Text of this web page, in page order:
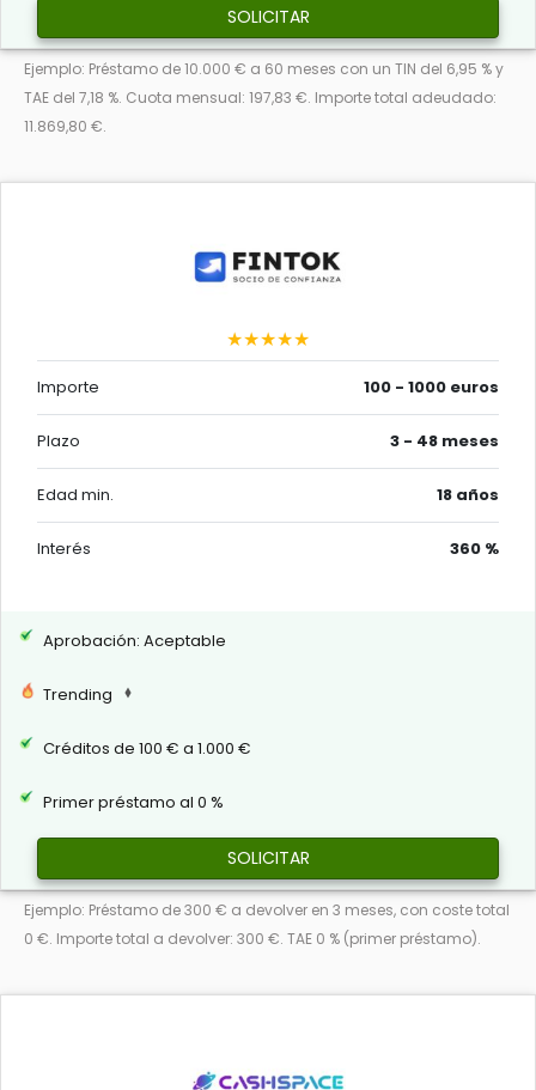
SOLICITAR
Ejemplo: Préstamo de 10.000 € a 60 meses con un TIN del 6,95 % y
TAE del 7,18 %. Cuota mensual: 197,83 €. Importe total adeudado:
11.869,80 €.
★★★★★
Importe 100 - 1000 euros
Plazo 3 - 48 meses
Edad min. 18 años
Interés 360 %
Aprobación: Aceptable
Trending
Créditos de 100 € a 1.000 €
Primer préstamo al 0 %
SOLICITAR
Ejemplo: Préstamo de 300 € a devolver en 3 meses, con coste total
0 €. Importe total a devolver: 300 €. TAE 0 % (primer préstamo).